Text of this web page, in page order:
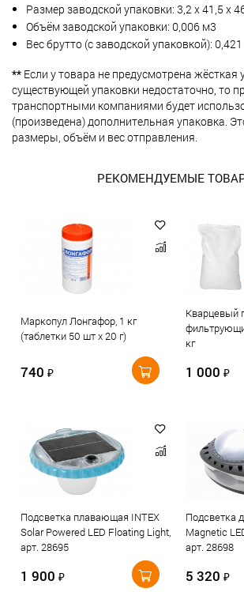
Размер заводской упаковки: 3,2 х 41,5 х
Объём заводской упаковки: 0,006 м3
Вес брутто (с заводской упаковкой): 0,421
** Если у товара не предусмотрена жёсткая
существующей упаковки недостаточно, то
транспортными компаниями будет
(произведена) дополнительная упаковка.
размеры, объём и вес отправления.
РЕКОМЕНДУЕМЫЕ
Маркопул Лонгафор, 1 кг
(таблетки 50 шт х 20 г)
740 ₽
Кварцевый
кг
1 000 ₽
Подсветка плавающая INTEX
Solar Powered LED Floating Light,
арт. 28695
1 900 ₽
Подсветка
Magnetic
арт. 28698
5 320 ₽